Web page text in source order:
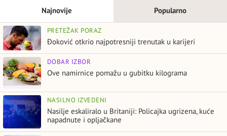
Najnovije Popularno
PRETEŽAK PORAZ
Đoković otkrio najpotresniji trenutak u karijeri
DOBAR IZBOR
Ove namirnice pomažu u gubitku kilograma
NASILNO IZVEDENI
Nasilje eskaliralo u Britaniji: Policajka ugrizena, kuće
napadnute i opljačkane